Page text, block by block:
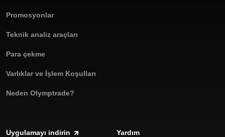
Promosyonlar
Teknik analiz araçları
Para çekme
Varlıklar ve İşlem Koşulları
Neden Olymptrade?
Uygulamayı indirin Yardım